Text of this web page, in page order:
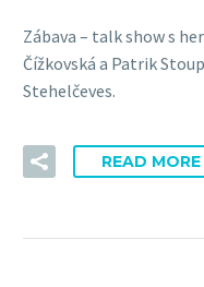
Zábava – talk show s
Čížkovská a Patrik
Stehelčeves.
READ MORE